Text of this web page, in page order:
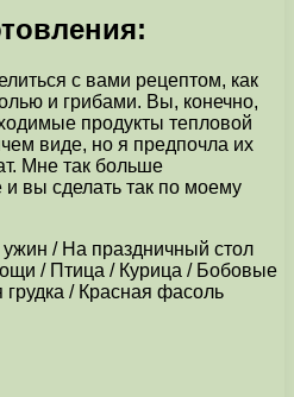
с вами рецептом, как
и грибами. Вы, конечно,
продукты тепловой
виде, но я предпочла их
Мне так больше
вы сделать так по моему
/ На праздничный стол
/ Птица / Курица / Бобовые
/ Красная фасоль